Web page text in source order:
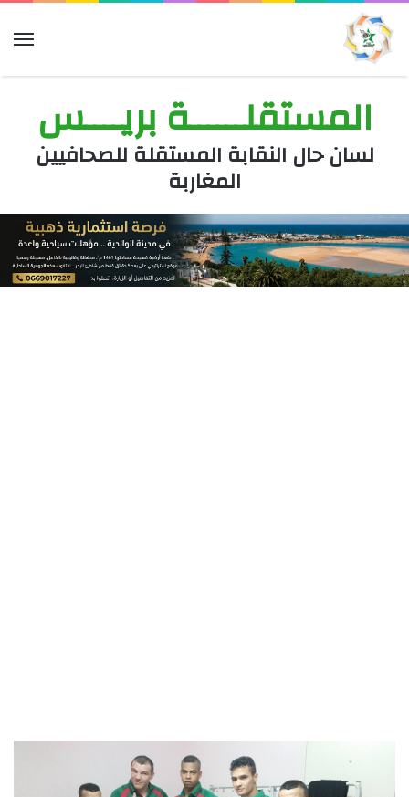
المستقلــــــة بريــــس
لسان حال النقابة المستقلة للصحافيين
المغاربة